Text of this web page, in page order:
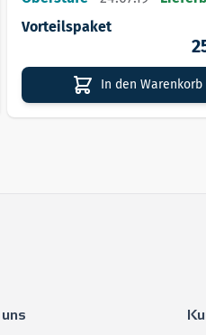
Vorteilspaket
In den Warenkorb